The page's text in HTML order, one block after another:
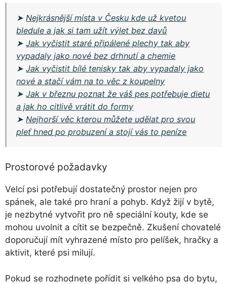
➤ Nejkrásnější místa v Česku kde už kvetou
bledule a jak si tam užít výlet bez davů
➤Jak vyčistit staré připálené plechy tak aby
vypadaly jako nové bez drhnutí a chemie
➤Jak vyčistit bílé tenisky tak aby vypadaly jako
nové a stačí vám na to věc z koupelny
➤Jak v březnu poznat že váš pes potřebuje dietu
a jak ho citlivě vrátit do formy
➤ Nejhorší věc kterou můžete udělat pro svou
pleť hned po probuzení a stojí vás to peníze
Prostorové požadavky
Velcí psi potřebují dostatečný prostor nejen pro
spánek, ale také pro hraní a pohyb. Když žijí v bytě,
je nezbytné vytvořit pro ně speciální kouty, kde se
mohou uvolnit a cítit se bezpečně. Zkušení chovatelé
doporučují mít vyhrazené místo pro pelíšek, hračky a
aktivit, které psi milují.
Pokud se rozhodnete pořídit si velkého psa do bytu,